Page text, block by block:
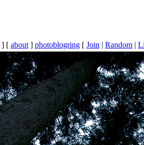
] [ about ] photoblogring [ Join | Random |